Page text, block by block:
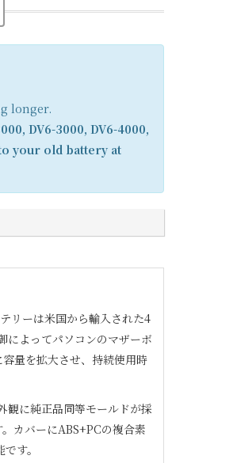
longer.
DV6-3000, DV6-4000,
your old battery at
リーは米国から輸入された4
によってパソコンのマザーボ
量を拡大させ、持続使用時
観に純正品同等モールドが採
カバーにABS+PCの複合素
す。